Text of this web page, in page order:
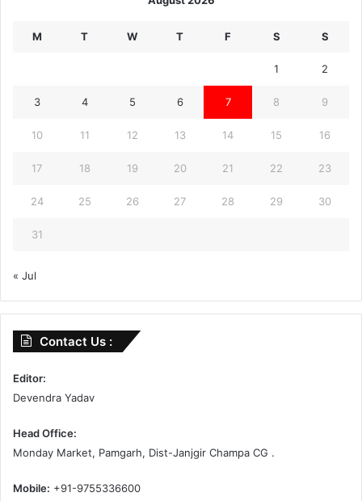
M T W T F S S
1 2
3 4 5 6 7 8 9
10 11 12 13 14 15 16
17 18 19 20 21 22 23
24 25 26 27 28 29 30
31
« Jul
Contact Us :
Editor:
Devendra Yadav
Head Office:
Monday Market, Pamgarh, Dist-Janjgir Champa CG .
Mobile: +91-9755336600